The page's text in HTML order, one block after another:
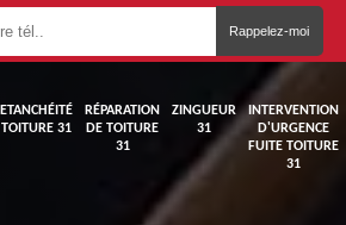
ETANCHÉITÉ
TOITURE 31
RÉPARATION
DE TOITURE
31
ZINGUEUR
31
INTERVENTION
D'URGENCE
FUITE TOITURE
31